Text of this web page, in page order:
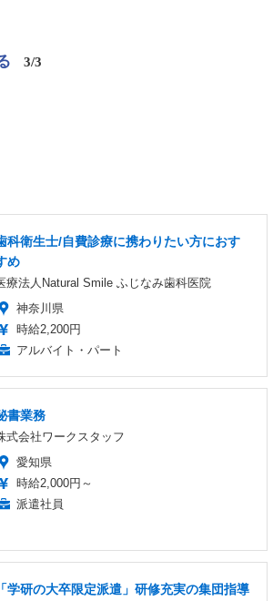
3/3
科衛生士/自費診療に携わりたい方におす
め
療法人Natural Smile ふじなみ歯科医院
神奈川県
時給2,200円
アルバイト・パート
書業務
式会社ワークスタッフ
愛知県
時給2,000円～
派遣社員
「学研の大卒限定派遣」研修充実の集団指導